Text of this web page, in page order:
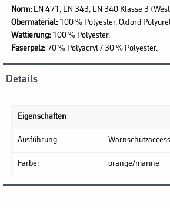
Norm: EN 471, EN 343, EN 340 Klasse 3
Obermaterial: 100 % Polyester, Oxford
Wattierung: 100 % Polyester.
Faserpelz: 70 % Polyacryl / 30 % Polyester.
Details
Eigenschaften
Ausführung:
Farbe: orange/marine